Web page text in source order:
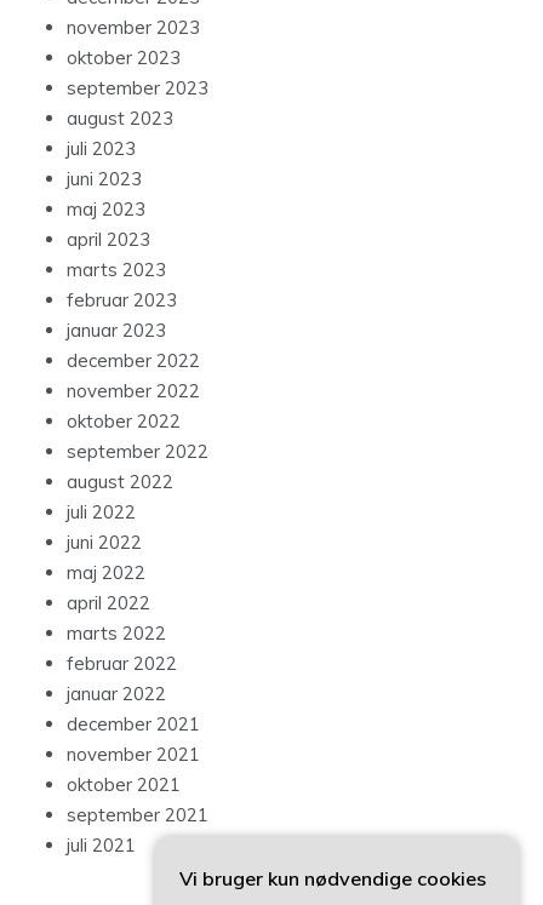
november 2023
oktober 2023
september 2023
august 2023
juli 2023
juni 2023
maj 2023
april 2023
marts 2023
februar 2023
januar 2023
december 2022
november 2022
oktober 2022
september 2022
august 2022
juli 2022
juni 2022
maj 2022
april 2022
marts 2022
februar 2022
januar 2022
december 2021
november 2021
oktober 2021
september 2021
juli 2021
Vi bruger kun nødvendige cookies